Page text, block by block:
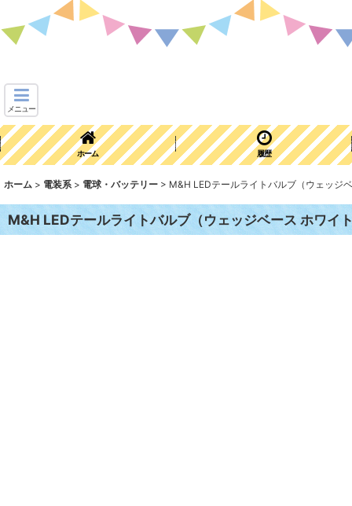
メニュー
ホーム 履歴
ホーム > 電装系 > 電球・バッテリー > M&H LEDテールライトバルブ（ウェッジ
M&H LEDテールライトバルブ（ウェッジベース ホワイ